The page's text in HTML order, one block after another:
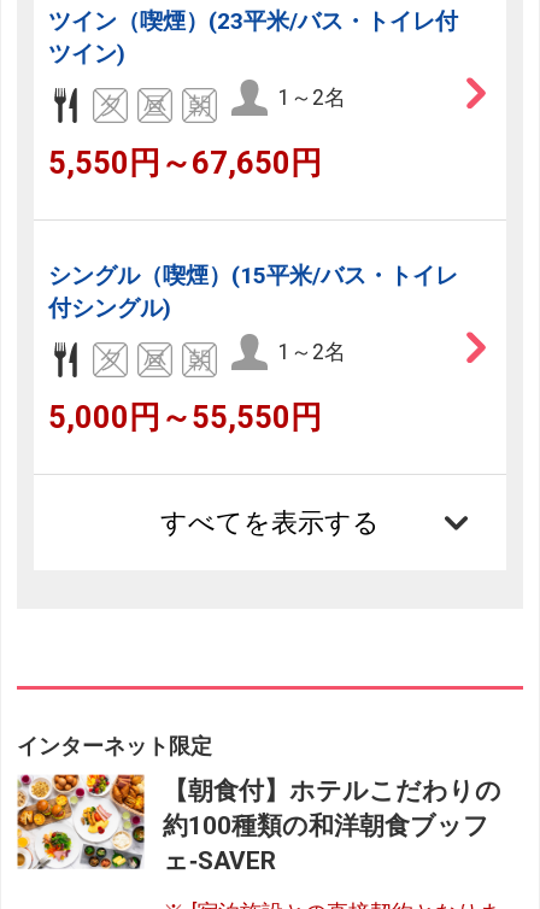
ツイン（喫煙）(23平米/バス・トイレ付
ツイン)
1～2名
5,550円～67,650円
シングル（喫煙）(15平米/バス・トイレ
付シングル)
1～2名
5,000円～55,550円
すべてを表示する
インターネット限定
【朝食付】ホテルこだわりの
約100種類の和洋朝食ブッフ
ェ‐SAVER